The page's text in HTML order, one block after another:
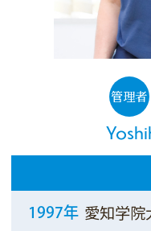
管理者
1997年 愛知学